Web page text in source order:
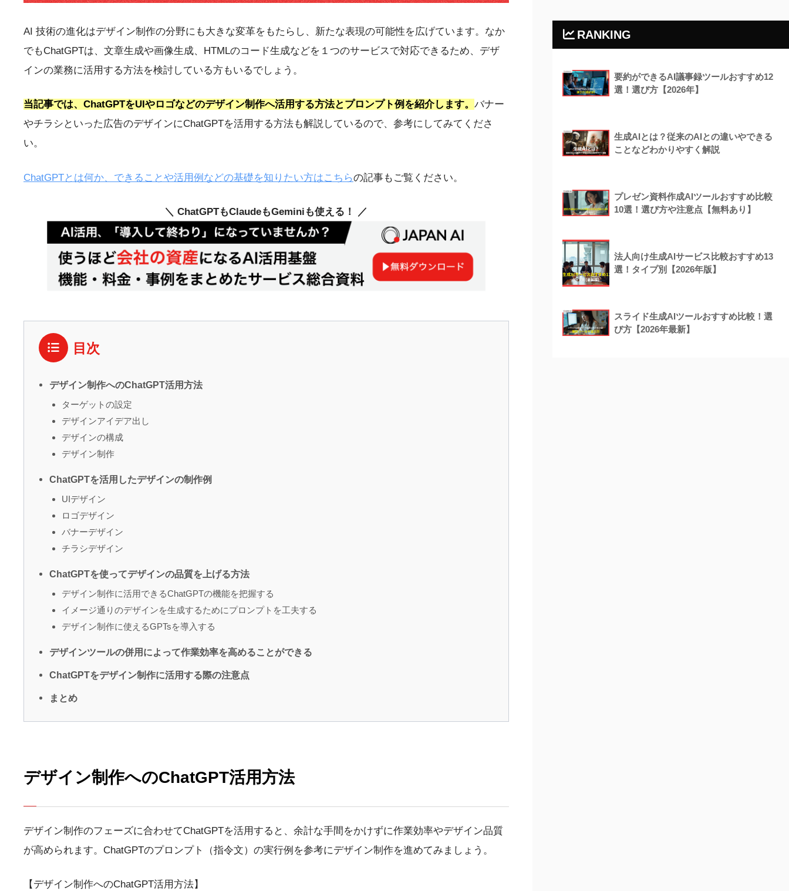
AI 技術の進化はデザイン制作の分野にも大きな変革をもたらし、新たな表現の可能性を広げています。なか
でもChatGPTは、文章生成や画像生成、HTMLのコード生成などを１つのサービスで対応できるため、デザ
インの業務に活用する方法を検討している方もいるでしょう。
当記事では、ChatGPTをUIやロゴなどのデザイン制作へ活用する方法とプロンプト例を紹介します。 バナー
やチラシといった広告のデザインにChatGPTを活用する方法も解説しているので、参考にしてみてくださ
い。
ChatGPTとは何か、できることや活用例などの基礎を知りたい方はこちらの記事もご覧ください。
＼ ChatGPTもClaudeもGeminiも使える！ ／
目次
デザイン制作へのChatGPT活用方法
ターゲットの設定
デザインアイデア出し
デザインの構成
デザイン制作
ChatGPTを活用したデザインの制作例
UIデザイン
ロゴデザイン
バナーデザイン
チラシデザイン
ChatGPTを使ってデザインの品質を上げる方法
デザイン制作に活用できるChatGPTの機能を把握する
イメージ通りのデザインを生成するためにプロンプトを工夫する
デザイン制作に使えるGPTsを導入する
デザインツールの併用によって作業効率を高めることができる
ChatGPTをデザイン制作に活用する際の注意点
まとめ
デザイン制作へのChatGPT活用方法
デザイン制作のフェーズに合わせてChatGPTを活用すると、余計な手間をかけずに作業効率やデザイン品質
が高められます。ChatGPTのプロンプト（指令文）の実行例を参考にデザイン制作を進めてみましょう。
【デザイン制作へのChatGPT活用方法】
RANKING
要約ができるAI議事録ツールおすすめ12
選！選び方【2026年】
生成AIとは？従来のAIとの違いやできる
ことなどわかりやすく解説
プレゼン資料作成AIツールおすすめ比較
10選！選び方や注意点【無料あり】
法人向け生成AIサービス比較おすすめ13
選！タイプ別【2026年版】
スライド生成AIツールおすすめ比較！選
び方【2026年最新】